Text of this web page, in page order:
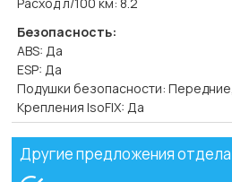
Безопасность:
ABS: Да
ESP: Да
Подушки безопасности:
Крепления IsoFIX: Да
Другие предложения отдела